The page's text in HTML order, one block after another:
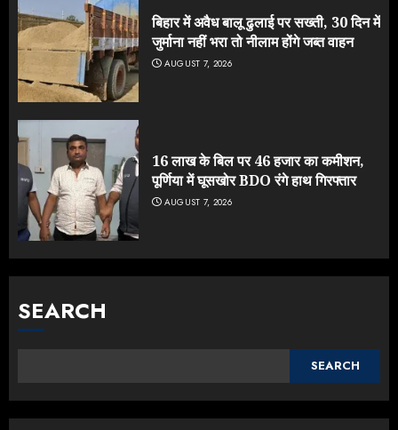
बिहार में अवैध बालू ढुलाई पर सख्ती, 30 दिन में
जुर्माना नहीं भरा तो नीलाम होंगे जब्त वाहन
AUGUST 7, 2026
16 लाख के बिल पर 46 हजार का कमीशन,
पूर्णिया में घूसखोर BDO रंगे हाथ गिरफ्तार
AUGUST 7, 2026
SEARCH
SEARCH